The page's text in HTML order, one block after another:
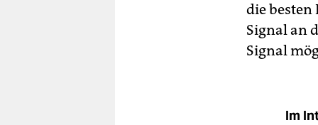
die besten
Signal an
Signal
Im